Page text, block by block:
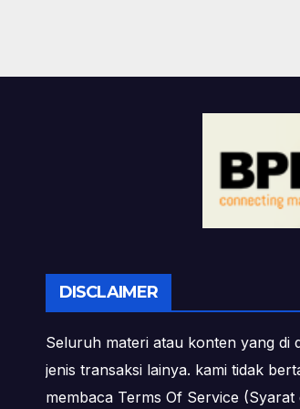
DISCLAIMER
Seluruh materi atau konten yang di
jenis transaksi lainya. kami tidak
membaca Terms Of Service